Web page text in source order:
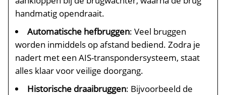
handmatig opendraait.​
Automatische hefbruggen: Veel bruggen
worden inmiddels op afstand bediend.​ Zodra je
nadert met een AIS-transpondersysteem, staat
alles klaar voor veilige doorgang.​
Historische draaibruggen: Bijvoorbeeld de